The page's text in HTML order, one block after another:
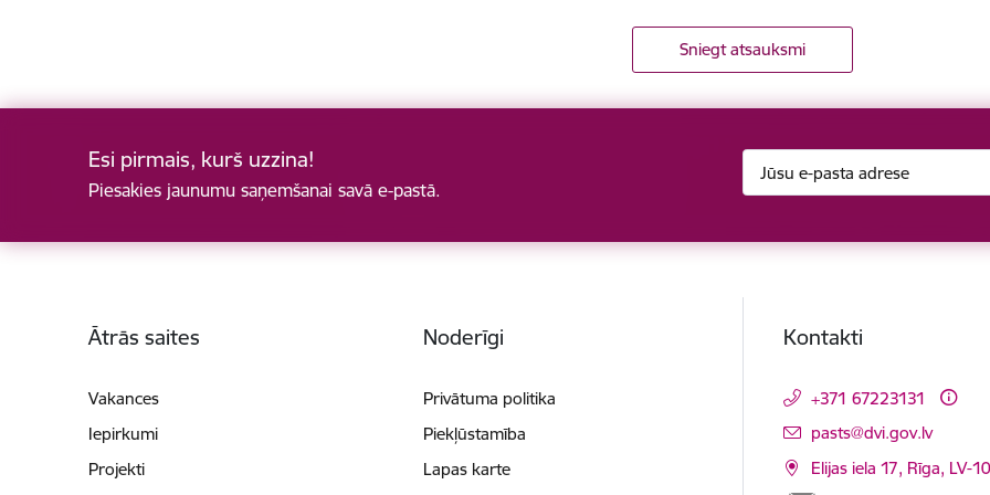
Sniegt atsauksmi
Esi pirmais, kurš uzzina!
Piesakies jaunumu saņemšanai savā e-pastā.
Ātrās saites
Vakances
Iepirkumi
Projekti
Noderīgi
Privātuma politika
Piekļūstamība
Lapas karte
Kontakti
+371 67223131
E-pasts:
pasts@dvi.gov.lv
Elijas iela 17, Rīga, LV-